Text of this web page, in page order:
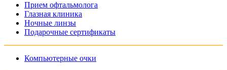
Прием офтальмолога
Глазная клиника
Ночные линзы
Подарочные сертификаты
Компьютерные очки